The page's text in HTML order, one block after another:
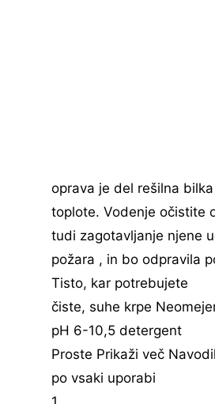
oprava je del rešilna
toplote. Vodenje očistite
tudi zagotavljanje njene
požara , in bo odpravila
Tisto, kar potrebujete
čiste, suhe krpe
pH 6-10,5 detergent
Proste Prikaži več
po vsaki uporabi